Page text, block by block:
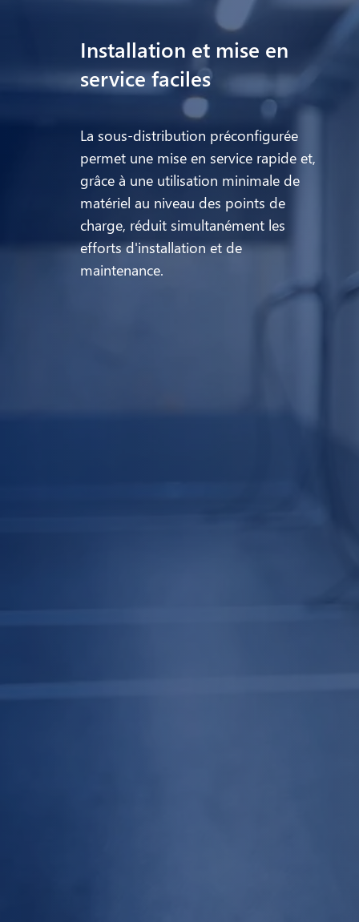
Installation et mise en
service faciles
La sous-distribution préconfigurée
permet une mise en service rapide et,
grâce à une utilisation minimale de
matériel au niveau des points de
charge, réduit simultanément les
efforts d'installation et de
maintenance.